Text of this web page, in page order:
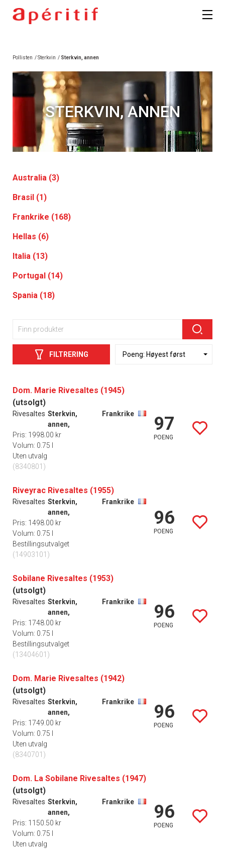
Pollisten /Sterkvin / Sterkvin, annen
STERKVIN, ANNEN
Australia (3)
Brasil (1)
Frankrike (168)
Hellas (6)
Italia (13)
Portugal (14)
Spania (18)
FILTRERING
Dom. Marie Rivesaltes (1945)
(utsolgt)
Rivesaltes Sterkvin,
annen,
Frankrike
Pris: 1998.00 kr
Volum: 0.75 l
Uten utvalg
(8340801)
97
POENG
Riveyrac Rivesaltes (1955)
Rivesaltes Sterkvin,
annen,
Frankrike
Pris: 1498.00 kr
Volum: 0.75 l
Bestillingsutvalget
(14903101)
96
POENG
Sobilane Rivesaltes (1953)
(utsolgt)
Rivesaltes Sterkvin,
annen,
Frankrike
Pris: 1748.00 kr
Volum: 0.75 l
Bestillingsutvalget
(13404601)
96
POENG
Dom. Marie Rivesaltes (1942)
(utsolgt)
Rivesaltes Sterkvin,
annen,
Frankrike
Pris: 1749.00 kr
Volum: 0.75 l
Uten utvalg
(8340701)
96
POENG
Dom. La Sobilane Rivesaltes (1947)
(utsolgt)
Rivesaltes Sterkvin,
annen,
Frankrike
Pris: 1150.50 kr
Volum: 0.75 l
Uten utvalg
96
POENG